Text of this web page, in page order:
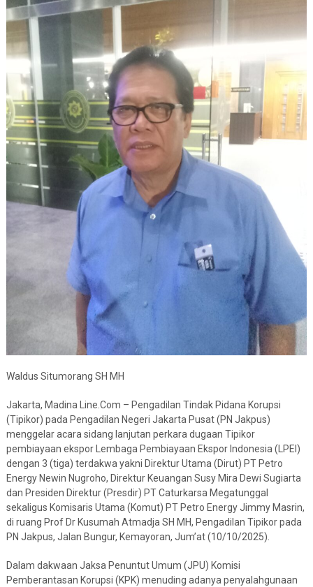
Waldus Situmorang SH MH
Jakarta, Madina Line.Com – Pengadilan Tindak Pidana Korupsi
(Tipikor) pada Pengadilan Negeri Jakarta Pusat (PN Jakpus)
menggelar acara sidang lanjutan perkara dugaan Tipikor
pembiayaan ekspor Lembaga Pembiayaan Ekspor Indonesia (LPEI)
dengan 3 (tiga) terdakwa yakni Direktur Utama (Dirut) PT Petro
Energy Newin Nugroho, Direktur Keuangan Susy Mira Dewi Sugiarta
dan Presiden Direktur (Presdir) PT Caturkarsa Megatunggal
sekaligus Komisaris Utama (Komut) PT Petro Energy Jimmy Masrin,
di ruang Prof Dr Kusumah Atmadja SH MH, Pengadilan Tipikor pada
PN Jakpus, Jalan Bungur, Kemayoran, Jum’at (10/10/2025).
Dalam dakwaan Jaksa Penuntut Umum (JPU) Komisi
Pemberantasan Korupsi (KPK) menuding adanya penyalahgunaan